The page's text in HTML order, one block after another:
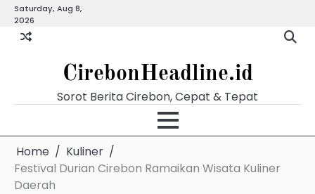
Skip
content
Saturday, Aug 8,
2026
CirebonHeadline.id
Sorot Berita Cirebon, Cepat & Tepat
Home
Kuliner
Festival Durian Cirebon Ramaikan Wisata Kuliner
Daerah